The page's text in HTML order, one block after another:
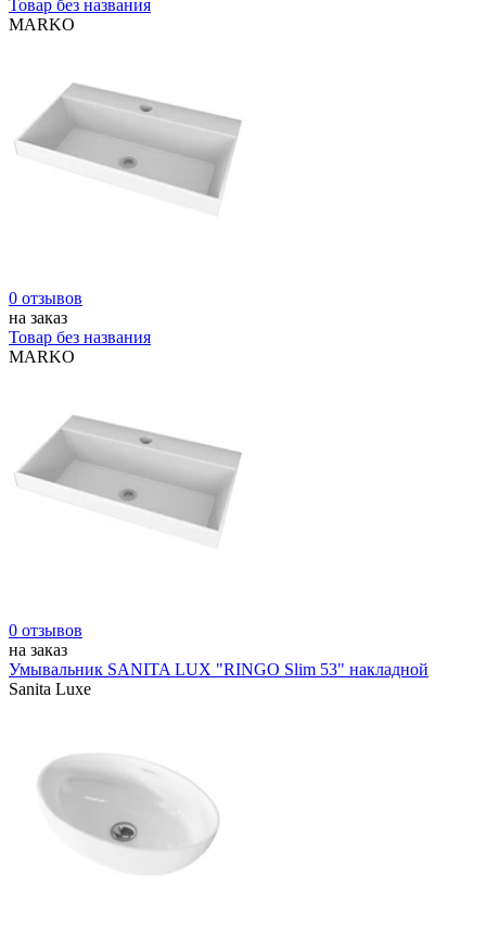
Товар без названия
MARKO
0 отзывов
на заказ
Товар без названия
MARKO
0 отзывов
на заказ
Умывальник SANITA LUX "RINGO Slim 53" накладной
Sanita Luxe